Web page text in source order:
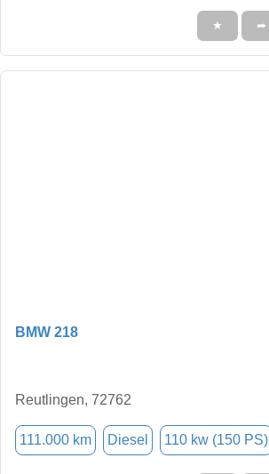
★ ➦
BMW 218
Reutlingen, 72762
111.000 km Diesel 110 kw (150 PS)